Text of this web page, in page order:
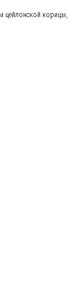
цейлонской корицы,